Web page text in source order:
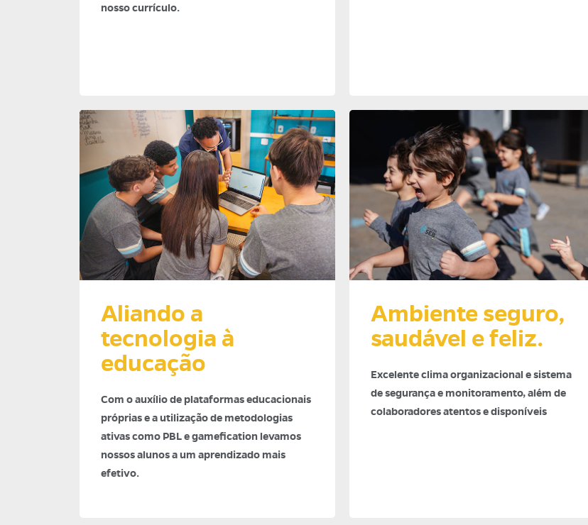
nosso currículo.
Aliando a
tecnologia à
educação
Com o auxílio de plataformas educacionais
próprias e a utilização de metodologias
ativas como PBL e gamefication levamos
nossos alunos a um aprendizado mais
efetivo.
Ambiente seguro,
saudável e feliz.
Excelente clima organizacional e sistema
de segurança e monitoramento, além de
colaboradores atentos e disponíveis